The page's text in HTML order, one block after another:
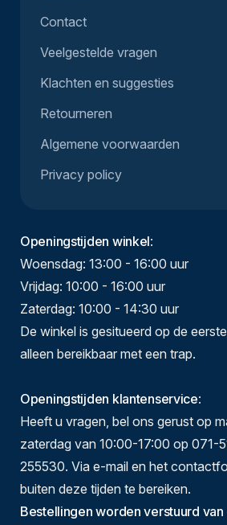
Contact
Veelgestelde vragen
Klachten en suggesties
Retourneren
Algemene voorwaarden
Privacy policy
Openingstijden winkel:
Woensdag: 13:00 - 16:00 uur
Vrijdag: 10:00 - 16:00 uur
Zaterdag: 10:00 - 14:30 uur
De winkel is gesitueerd op de
alleen bereikbaar met een trap.
Openingstijden klantenservice:
Heeft u vragen, bel ons gerust op
zaterdag van 10:00-17:00 op 071-
255530. Via e-mail en het
buiten deze tijden te bereiken.
Bestellingen worden verstuurd